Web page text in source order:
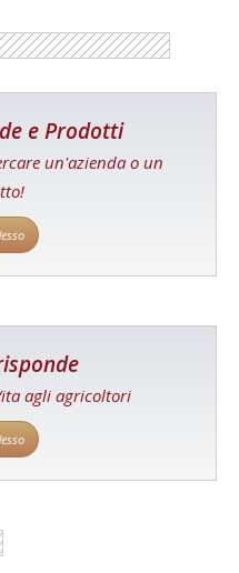
e Prodotti
un'azienda o un
agli agricoltori